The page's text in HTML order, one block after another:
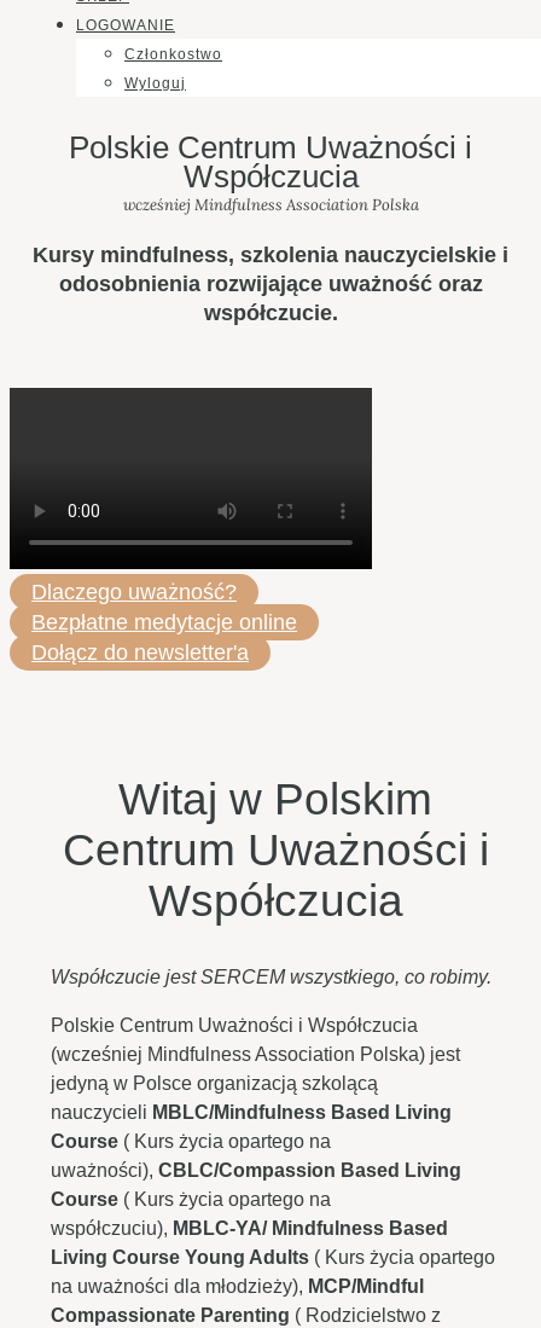
LOGOWANIE
Członkostwo
Wyloguj
Polskie Centrum Uważności i
Współczucia
wcześniej Mindfulness Association Polska
Kursy mindfulness, szkolenia nauczycielskie i
odosobnienia rozwijające uważność oraz
współczucie.
Dlaczego uważność?
Bezpłatne medytacje online
Dołącz do newsletter'a
Witaj w Polskim
Centrum Uważności i
Współczucia
Współczucie jest SERCEM wszystkiego, co robimy.
Polskie Centrum Uważności i Współczucia
(wcześniej Mindfulness Association Polska) jest
jedyną w Polsce organizacją szkolącą
nauczycieli MBLC/Mindfulness Based Living
Course ( Kurs życia opartego na
uważności), CBLC/Compassion Based Living
Course ( Kurs życia opartego na
współczuciu), MBLC-YA/ Mindfulness Based
Living Course Young Adults ( Kurs życia opartego
na uważności dla młodzieży), MCP/Mindful
Compassionate Parenting ( Rodzicielstwo z